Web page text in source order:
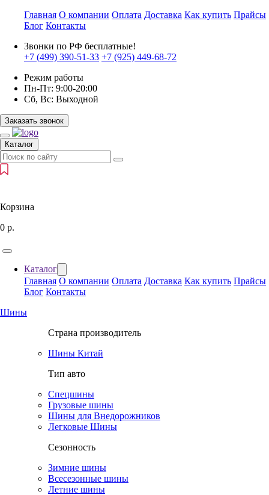
Главная О компании Оплата Доставка Как купить Прайсы
Блог Контакты
Звонки по РФ бесплатные!
+7 (499) 390-51-33 +7 (925) 449-68-72
Режим работы
Пн-Пт: 9:00-20:00
Сб, Вс: Выходной
Заказать звонок
Каталог
Корзина
0 р.
Каталог
Главная О компании Оплата Доставка Как купить Прайсы
Блог Контакты
Шины
Страна производитель
Шины Китай
Тип авто
Спецшины
Грузовые шины
Шины для Внедорожников
Легковые Шины
Сезонность
Зимние шины
Всесезонные шины
Летние шины